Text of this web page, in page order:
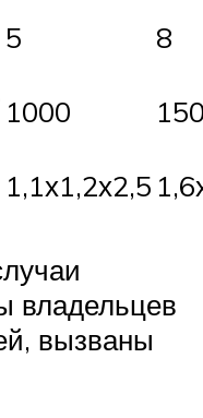
5
8
1000
1,1х1,2х2,5
владельцев
вызваны